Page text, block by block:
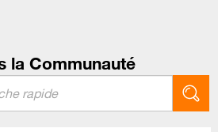
la Communauté